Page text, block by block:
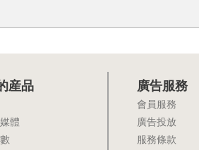
産品
體
廣告服務
會員服務
廣告投放
服務條款